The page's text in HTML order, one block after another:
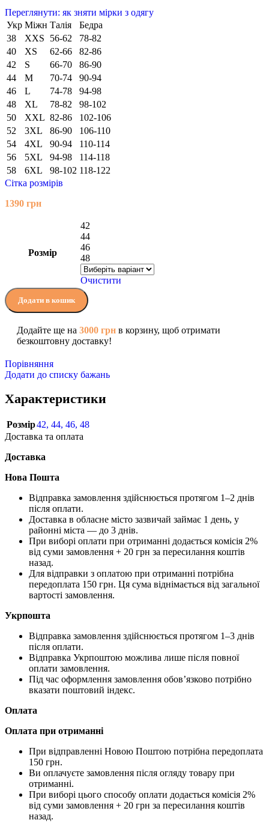
Переглянути: як зняти мірки з одягу
Укр Міжн Талія
Бедра
38
XXS 56-62
78-82
40
XS 62-66
82-86
42
S 66-70
86-90
44
M 70-74
90-94
46
L 74-78
94-98
48
XL 78-82
98-102
50
XXL 82-86
102-106
52
3XL 86-90
106-110
54
4XL 90-94
110-114
56
5XL 94-98
114-118
58
6XL 98-102 118-122
Сітка розмірів
1390 грн
Розмір
42
44
46
48
Очистити
Додати в кошик
Додайте ще на 3000 грн в корзину, щоб отримати
безкоштовну доставку!
Порівняння
Додати до списку бажань
Характеристики
Розмір42, 44, 46, 48
Доставка та оплата
Доставка
Нова Пошта
Відправка замовлення здійснюється протягом 1–2 днів
після оплати.
Доставка в обласне місто зазвичай займає 1 день, у
районні міста — до 3 днів.
При виборі оплати при отриманні додається комісія 2%
від суми замовлення + 20 грн за пересилання коштів
назад.
Для відправки з оплатою при отриманні потрібна
передоплата 150 грн. Ця сума віднімається від загальної
вартості замовлення.
Укрпошта
Відправка замовлення здійснюється протягом 1–3 днів
після оплати.
Відправка Укрпоштою можлива лише після повної
оплати замовлення.
Під час оформлення замовлення обов’язково потрібно
вказати поштовий індекс.
Оплата
Оплата при отриманні
При відправленні Новою Поштою потрібна передоплата
150 грн.
Ви оплачуєте замовлення після огляду товару при
отриманні.
При виборі цього способу оплати додається комісія 2%
від суми замовлення + 20 грн за пересилання коштів
назад.